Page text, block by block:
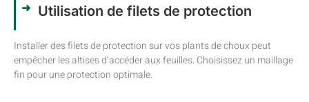
Utilisation de filets de protection
Installer des filets de protection sur vos plants de choux peut
empêcher les altises d’accéder aux feuilles. Choisissez un maillage
fin pour une protection optimale.